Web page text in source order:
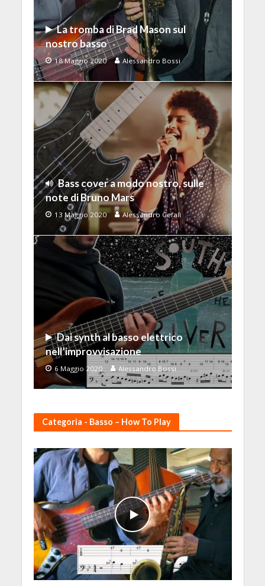
La tromba di Brad Mason sul
nostro basso
18 Maggio 2020 Alessandro Bossi
Bass cover a modo nostro, sulle
note di Bruno Mars
13 Maggio 2020 Alessandro Cefalì
Dai synth al basso elettrico
nell’improvvisazione
6 Maggio 2020 Alessandro Bossi
Categoria - Basso – How To Play